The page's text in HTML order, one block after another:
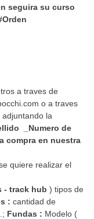
seguira su curso
a traves de
o a traves
la
_Numero de
compra en nuestra
quiere realizar el
- track hub ) tipos de
: cantidad de
Fundas : Modelo (